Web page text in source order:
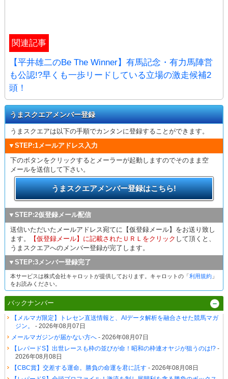
関連記事
【平井雄二のBe The Winner】有馬記念・有力馬陣営
も公認!?早くも一歩リードしている立場の激走候補2
頭！
うまスクエアメンバー登録
うまスクエアは以下の手順でカンタンに登録することができます。
▼STEP:1メールアドレス入力
下のボタンをクリックするとメーラーが起動しますのでそのまま空
メールを送信して下さい。
うまスクエアメンバー登録はこちら!
▼STEP:2仮登録メール配信
送信いただいたメールアドレス宛てに【仮登録メール】をお送り致し
ます。
【仮登録メール】に記載されたＵＲＬをクリック して頂くと、
うまスクエアへのメンバー登録が完了します。
▼STEP:3メンバー登録完了
本サービスは株式会社キャロットが提供しております。キャロットの「利用規約」
をお読みください。
バックナンバー
【メルマガ限定】トレセン直送情報と、AIデータ解析を融合させた競馬マガ
ジン。
- 2026年08月07日
メールマガジンが届かない方へ- 2026年08月07日
【レパードS】出世レースも枠の並びが命！昭和の枠連オヤジが狙うのは!?-
2026年08月08日
【CBC賞】交差する運命。勝負の命運を君に託す- 2026年08月08日